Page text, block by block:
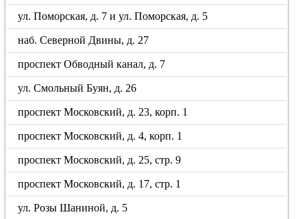
ул. Поморская, д. 7 и ул. Поморская, д. 5
наб. Северной Двины, д. 27
проспект Обводный канал, д. 7
ул. Смольный Буян, д. 26
проспект Московский, д. 23, корп. 1
проспект Московский, д. 4, корп. 1
проспект Московский, д. 25, стр. 9
проспект Московский, д. 17, стр. 1
ул. Розы Шаниной, д. 5